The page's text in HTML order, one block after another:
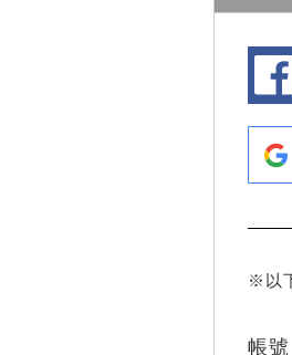
※以
帳號